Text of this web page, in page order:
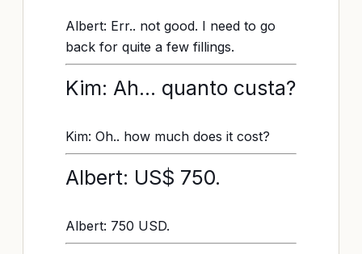
Albert: Err.. not good. I need to go
back for quite a few fillings.
Kim: Ah... quanto custa?
Kim: Oh.. how much does it cost?
Albert: US$ 750.
Albert: 750 USD.